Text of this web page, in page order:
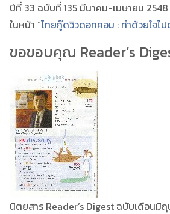
ปีที่ 33 ฉบับที่ 135 มีนาคม-เมษายน 2548
ในหน้า “ไทยกู๊ดวิวดอทคอม : ทำด้วยใจไ
ขอขอบคุณ Reader’s
นิตยสาร Reader’s Digest ฉบับเดือนมิ